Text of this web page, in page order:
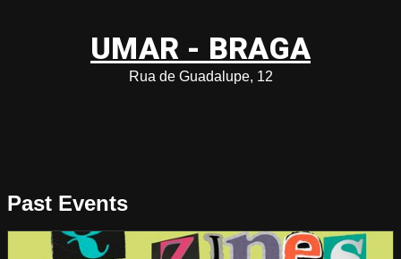
UMAR - BRAGA
Rua de Guadalupe, 12
Past Events